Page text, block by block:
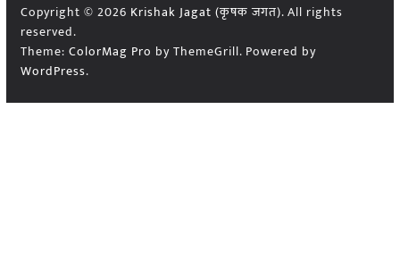
Copyright © 2026 Krishak Jagat (कृषक जगत). All rights
reserved.
Theme: ColorMag Pro by ThemeGrill. Powered by
WordPress.